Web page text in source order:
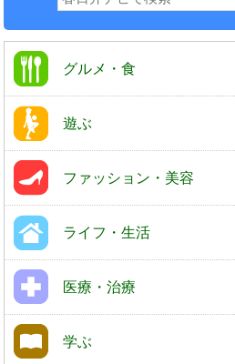
グルメ・食
遊ぶ
ファッション・美容
ライフ・生活
医療・治療
学ぶ